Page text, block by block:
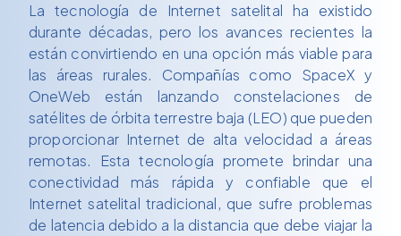
La tecnología de Internet satelital ha existido
durante décadas, pero los avances recientes la
están convirtiendo en una opción más viable para
las áreas rurales. Compañías como SpaceX y
OneWeb están lanzando constelaciones de
satélites de órbita terrestre baja (LEO) que pueden
proporcionar Internet de alta velocidad a áreas
remotas. Esta tecnología promete brindar una
conectividad más rápida y confiable que el
Internet satelital tradicional, que sufre problemas
de latencia debido a la distancia que debe viajar la